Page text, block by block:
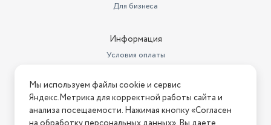
Для бизнеса
Информация
Условия оплаты
Условия возврата
Нашли ошибку на сайте? Напишите нам
Мы используем файлы cookie и сервис
Яндекс.Метрика для корректной работы сайта и
анализа посещаемости. Нажимая кнопку «Согласен